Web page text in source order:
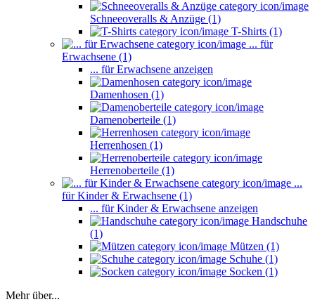
Schneeoveralls & Anzüge (1)
T-Shirts (1)
... für
Erwachsene (1)
... für Erwachsene anzeigen
Damenhosen (1)
Damenoberteile (1)
Herrenhosen (1)
Herrenoberteile (1)
...
für Kinder & Erwachsene (1)
... für Kinder & Erwachsene anzeigen
Handschuhe
(1)
Mützen (1)
Schuhe (1)
Socken (1)
Mehr über...